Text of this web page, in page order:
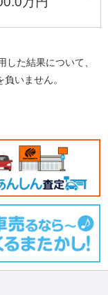
た結果について、
いません。